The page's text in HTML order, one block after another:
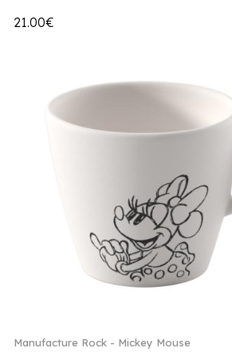
21.00€
Manufacture Rock - Mickey Mouse